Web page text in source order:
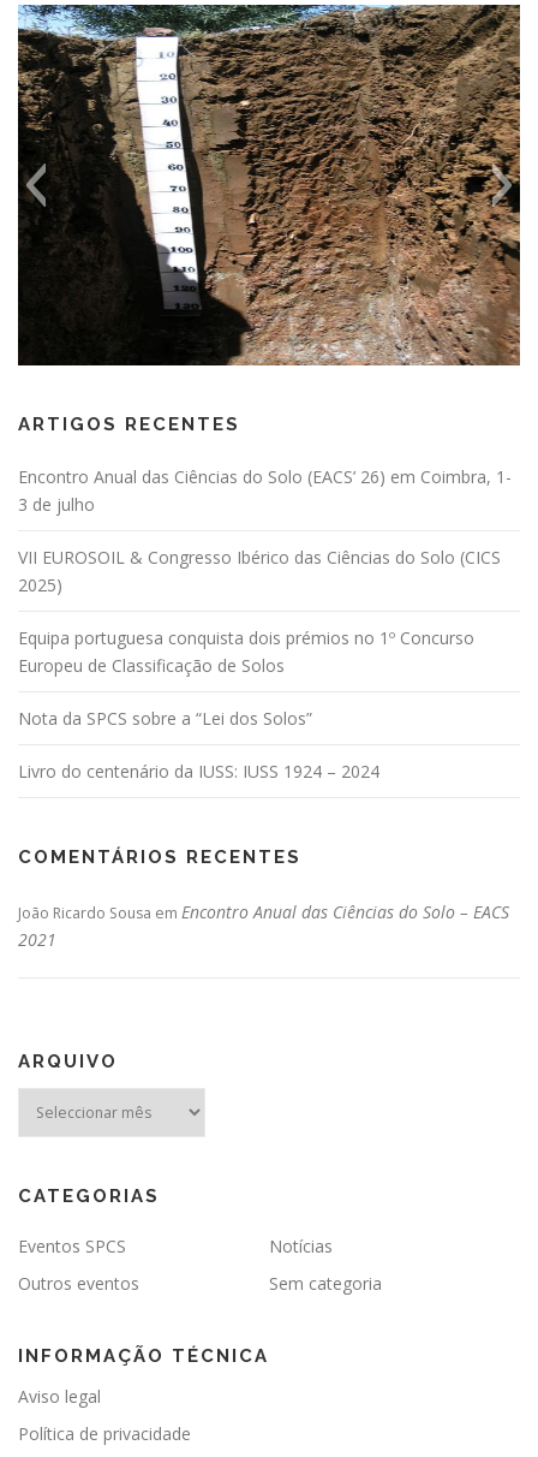
ARTIGOS RECENTES
Encontro Anual das Ciências do Solo (EACS’ 26) em Coimbra, 1-
3 de julho
VII EUROSOIL & Congresso Ibérico das Ciências do Solo (CICS
2025)
Equipa portuguesa conquista dois prémios no 1º Concurso
Europeu de Classificação de Solos
Nota da SPCS sobre a “Lei dos Solos”
Livro do centenário da IUSS: IUSS 1924 – 2024
COMENTÁRIOS RECENTES
João Ricardo Sousa em Encontro Anual das Ciências do Solo – EACS
2021
ARQUIVO
CATEGORIAS
Eventos SPCS
Notícias
Outros eventos
Sem categoria
INFORMAÇÃO TÉCNICA
Aviso legal
Política de privacidade